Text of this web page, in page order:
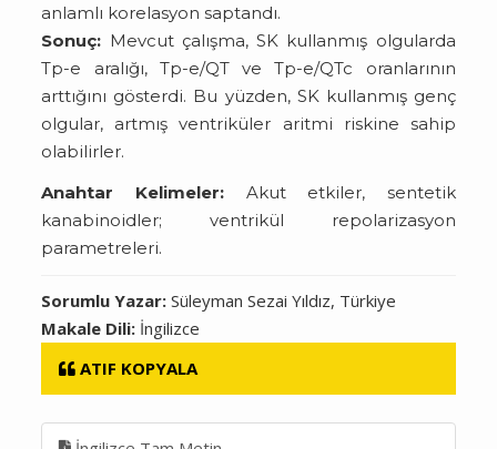
anlamlı korelasyon saptandı.
Sonuç: Mevcut çalışma, SK kullanmış olgularda
Tp-e aralığı, Tp-e/QT ve Tp-e/QTc oranlarının
arttığını gösterdi. Bu yüzden, SK kullanmış genç
olgular, artmış ventriküler aritmi riskine sahip
olabilirler.
Anahtar Kelimeler:Akut etkiler, sentetik
kanabinoidler; ventrikül repolarizasyon
parametreleri.
Sorumlu Yazar:Süleyman Sezai Yıldız, Türkiye
Makale Dili: İngilizce
ATIF KOPYALA